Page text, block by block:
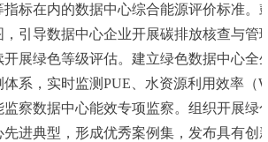
标在内的数据中心综合能源评价标准。
，引导数据中心企业开展碳排放核查与管
展绿色等级评估。建立绿色数据中心全
系，实时监测PUE、水资源利用效率（
察数据中心能效专项监察。组织开展绿
进典型，形成优秀案例集，发布具有创